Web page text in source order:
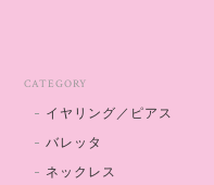
CATEGORY
イヤリング／ピアス
バレッタ
ネックレス